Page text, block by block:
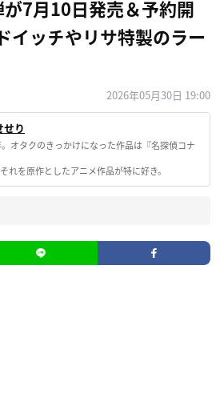
7月10日発売＆予約開
イッチやリサ特製のラー
2026年05月30日 19:00
せり
オタクのきっかけになった作品は『名探偵コナ
れを原作としたアニメ作品が特に好き。